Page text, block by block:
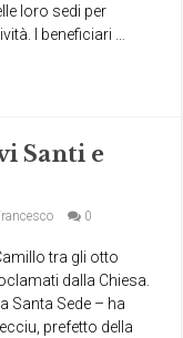
loro sedi per
I beneficiari …
Santi e
0
tra gli otto
dalla Chiesa.
Santa Sede – ha
prefetto della